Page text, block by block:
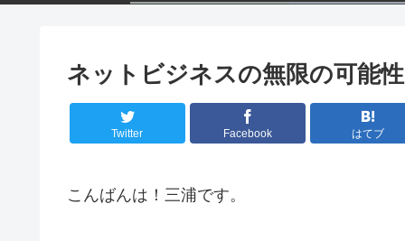
ネットビジネスの無限の可能
Twitter Facebook はてブ
こんばんは！三浦です。